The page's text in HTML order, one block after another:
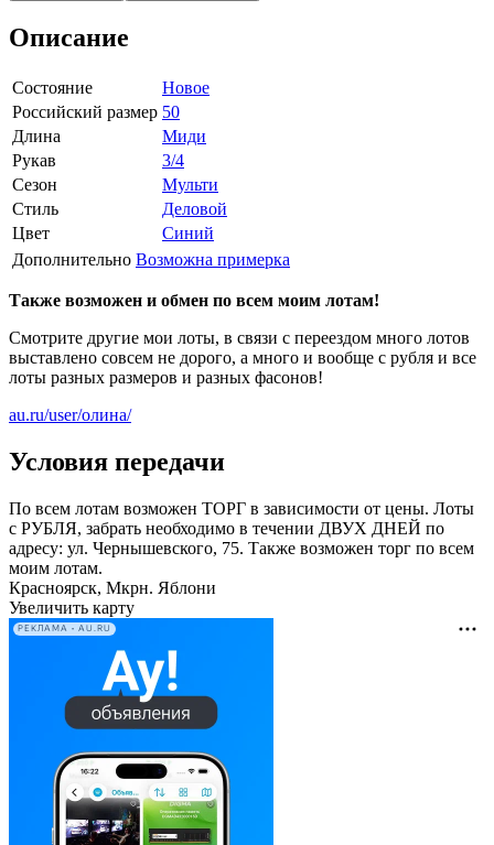
Описание
Состояние
Новое
Российский размер 50
Длина
Миди
Рукав
3/4
Сезон
Мульти
Стиль
Деловой
Цвет
Синий
Дополнительно Возможна примерка
Также возможен и обмен по всем моим лотам!
Смотрите другие мои лоты, в связи с переездом много лотов
выставлено совсем не дорого, а много и вообще с рубля и все
лоты разных размеров и разных фасонов!
au.ru/user/олина/
Условия передачи
По всем лотам возможен ТОРГ в зависимости от цены. Лоты
с РУБЛЯ, забрать необходимо в течении ДВУХ ДНЕЙ по
адресу: ул. Чернышевского, 75. Также возможен торг по всем
моим лотам.
Красноярск, Мкрн. Яблони
Увеличить карту
РЕКЛАМА • AU.RU